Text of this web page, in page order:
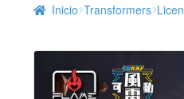
Inicio Transformers